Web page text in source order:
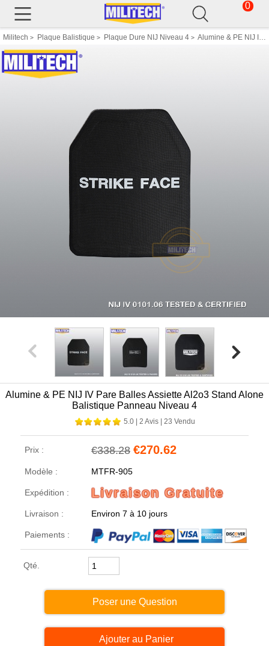
0
Militech > Plaque Balistique > Plaque Dure NIJ Niveau 4 > Alumine & PE NIJ IV Pare Balles Assiette Al2o3 Stand Alone Balistique Panneau Niveau 4
Alumine & PE NIJ IV Pare Balles Assiette Al2o3 Stand Alone
Balistique Panneau Niveau 4
5.0 2 Avis 23 Vendu
Prix : €338.28 €270.62
Modèle : MTFR-905
Expédition : Livraison Gratuite
Livraison : Environ 7 à 10 jours
Paiements :
Qté.
Poser une Question